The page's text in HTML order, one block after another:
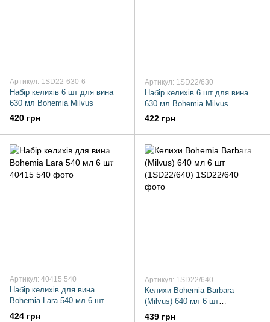
Артикул: 1SD22-630-6
Набір келихів 6 шт для вина
630 мл Bohemia Milvus
420 грн
Артикул: 1SD22/630
Набір келихів 6 шт для вина
630 мл Bohemia Milvus
(1SD22/630)
422 грн
Артикул: 40415 540
Набір келихів для вина
Bohemia Lara 540 мл 6 шт
424 грн
Артикул: 1SD22/640
Келихи Bohemia Barbara
(Milvus) 640 мл 6 шт
(1SD22/640)
439 грн